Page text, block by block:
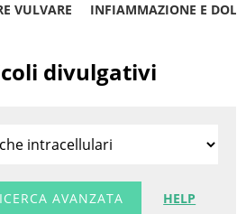
VULVARE INFIAMMAZIONE E
divulgativi
AVANZATA HELP